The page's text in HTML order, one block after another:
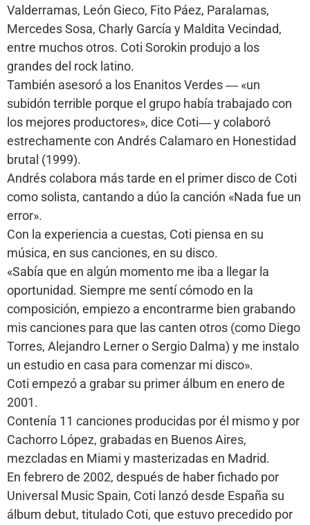
Valderramas, León Gieco, Fito Páez, Paralamas,
Mercedes Sosa, Charly García y Maldita Vecindad,
entre muchos otros. Coti Sorokin produjo a los
grandes del rock latino.
También asesoró a los Enanitos Verdes ― «un
subidón terrible porque el grupo había trabajado con
los mejores productores», dice Coti― y colaboró
estrechamente con Andrés Calamaro en Honestidad
brutal (1999).
Andrés colabora más tarde en el primer disco de Coti
como solista, cantando a dúo la canción «Nada fue un
error».
Con la experiencia a cuestas, Coti piensa en su
música, en sus canciones, en su disco.
«Sabía que en algún momento me iba a llegar la
oportunidad. Siempre me sentí cómodo en la
composición, empiezo a encontrarme bien grabando
mis canciones para que las canten otros (como Diego
Torres, Alejandro Lerner o Sergio Dalma) y me instalo
un estudio en casa para comenzar mi disco».
Coti empezó a grabar su primer álbum en enero de
2001.
Contenía 11 canciones producidas por él mismo y por
Cachorro López, grabadas en Buenos Aires,
mezcladas en Miami y masterizadas en Madrid.
En febrero de 2002, después de haber fichado por
Universal Music Spain, Coti lanzó desde España su
álbum debut, titulado Coti, que estuvo precedido por